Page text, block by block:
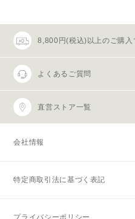
8,800円(税込)以上のご購入
よくあるご質問
直営ストア一覧
会社情報
特定商取引法に基づく表記
プライバシーポリシー